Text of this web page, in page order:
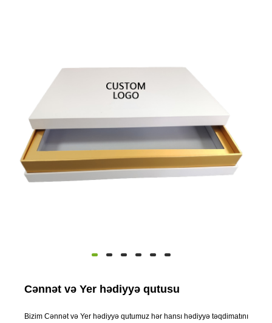
Cənnət və Yer hədiyyə qutusu
Bizim Cənnət və Yer hədiyyə qutumuz hər hansı hədiyyə təqdimatını